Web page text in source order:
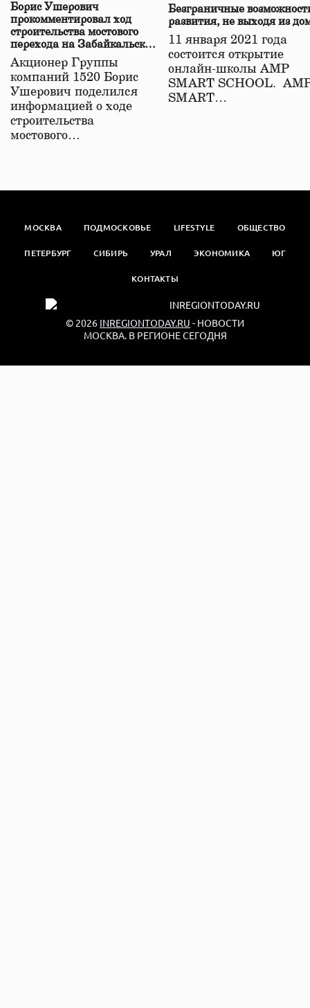
Борис Ушерович
прокомментировал ход
строительства мостового
перехода на Забайкальской
железной дороге
Акционер Группы
компаний 1520 Борис
Ушерович поделился
информацией о ходе
строительства
мостового…
Безграничные
развития, не выходя из
11 января 2021 года
состоится открытие
онлайн-школы АМР
SMART SCHOOL.
SMART…
МОСКВА ПОДМОСКОВЬЕ LIFESTYLE ОБЩЕСТВО
ПЕТЕРБУРГ СИБИРЬ УРАЛ ЭКОНОМИКА ЮГ
КОНТАКТЫ
© 2026 INREGIONTODAY.RU - НОВОСТИ
МОСКВА. В РЕГИОНЕ СЕГОДНЯ